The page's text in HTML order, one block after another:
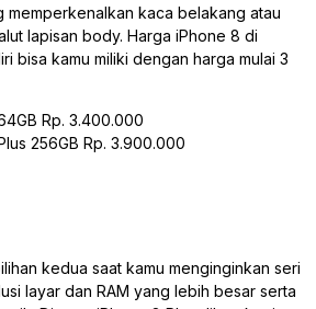
memperkenalkan kaca belakang atau
lapisan body. Harga iPhone 8 di
bisa kamu miliki dengan harga mulai 3
Rp. 3.400.000
256GB Rp. 3.900.000
kedua saat kamu menginginkan seri
layar dan RAM yang lebih besar serta